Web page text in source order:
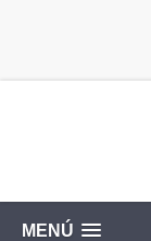
MENÚ